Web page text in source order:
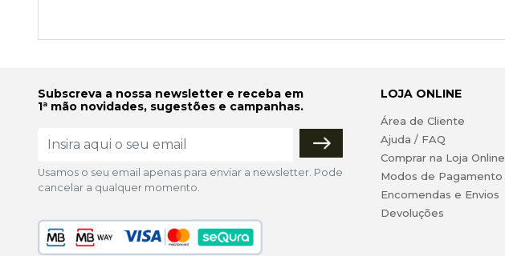
Subscreva a nossa newsletter e receba em
1ª mão novidades, sugestões e campanhas.
Usamos o seu email apenas para enviar a newsletter. Pode
cancelar a qualquer momento.
LOJA ONLINE
Área de Cliente
Ajuda / FAQ
Comprar na Loja Online
Modos de Pagamento
Encomendas e Envios
Devoluções